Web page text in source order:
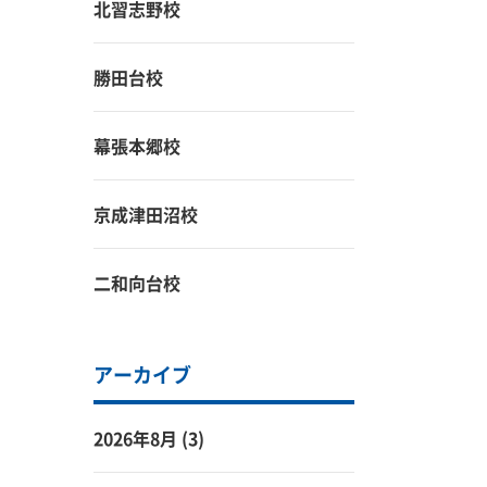
北習志野校
勝田台校
幕張本郷校
京成津田沼校
二和向台校
アーカイブ
2026年8月 (3)